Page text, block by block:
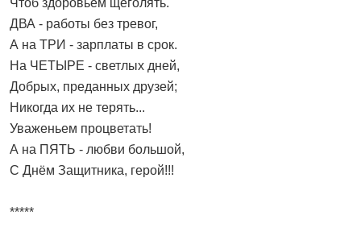
Чтоб здоровьем щеголять.
ДВА - работы без тревог,
А на ТРИ - зарплаты в срок.
На ЧЕТЫРЕ - светлых дней,
Добрых, преданных друзей;
Никогда их не терять...
Уваженьем процветать!
А на ПЯТЬ - любви большой,
С Днём Защитника, герой!!!
*****